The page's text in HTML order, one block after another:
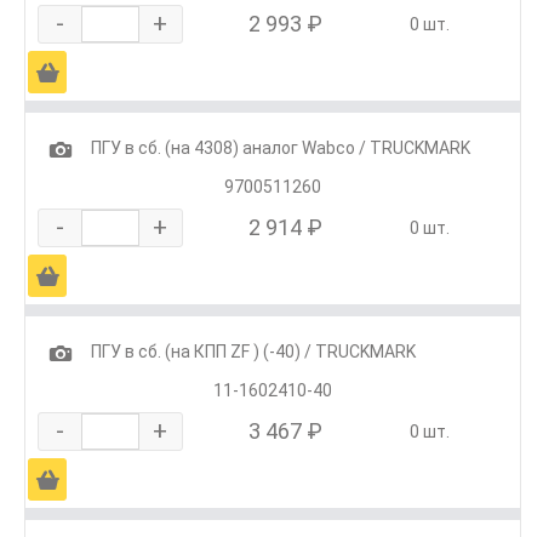
- + 2 993 ₽ 0 шт.
Ä
1
ПГУ в сб. (на 4308) аналог Wabco / TRUCKMARK
9700511260
- + 2 914 ₽ 0 шт.
Ä
1
ПГУ в сб. (на КПП ZF ) (-40) / TRUCKMARK
11-1602410-40
- + 3 467 ₽ 0 шт.
Ä